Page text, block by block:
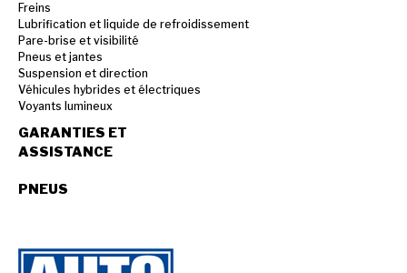
Freins
Lubrification et liquide de refroidissement
Pare-brise et visibilité
Pneus et jantes
Suspension et direction
Véhicules hybrides et électriques
Voyants lumineux
GARANTIES ET
ASSISTANCE
PNEUS